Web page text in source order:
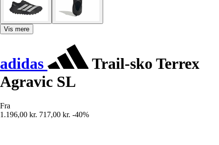
Vis mere
adidas
Trail-sko Terrex
Agravic SL
Fra
1.196,00 kr. 717,00 kr. -40%